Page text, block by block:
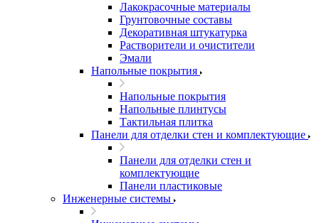
Лакокрасочные материалы
Грунтовочные составы
Декоративная штукатурка
Растворители и очистители
Эмали
Напольные покрытия
Напольные покрытия
Напольные плинтусы
Тактильная плитка
Панели для отделки стен и комплектующие
Панели для отделки стен и
комплектующие
Панели пластиковые
Инженерные системы